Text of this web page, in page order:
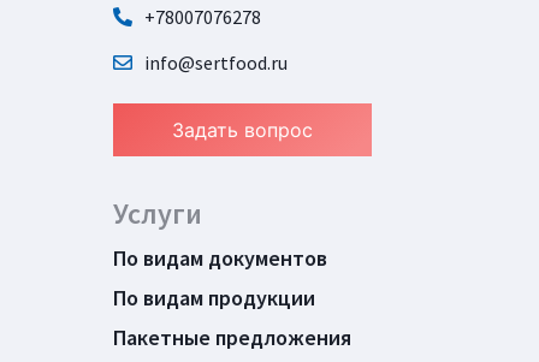
+78007076278
info@sertfood.ru
Задать вопрос
Услуги
По видам документов
По видам продукции
Пакетные предложения